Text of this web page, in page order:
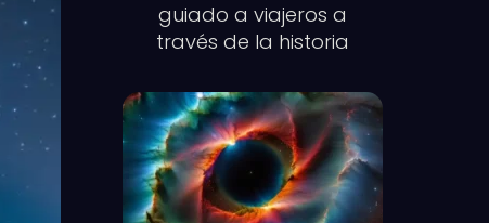
guiado a viajeros a
través de la historia